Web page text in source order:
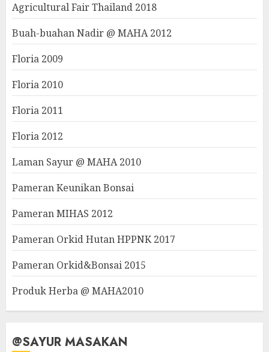
Agricultural Fair Thailand 2018
Buah-buahan Nadir @ MAHA 2012
Floria 2009
Floria 2010
Floria 2011
Floria 2012
Laman Sayur @ MAHA 2010
Pameran Keunikan Bonsai
Pameran MIHAS 2012
Pameran Orkid Hutan HPPNK 2017
Pameran Orkid&Bonsai 2015
Produk Herba @ MAHA2010
@SAYUR MASAKAN